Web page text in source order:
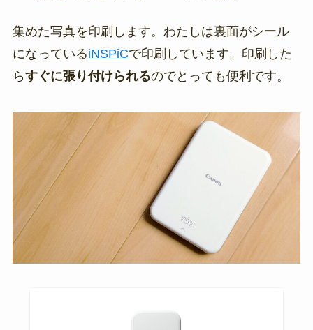
集めた写真を印刷します。わたしは裏面がシール
になっているiNSPiCで印刷しています。印刷した
らすぐに張り付けられるのでとっても便利です。